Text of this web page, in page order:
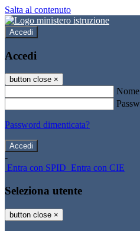
Salta al contenuto
Accedi
Accedi
button close ×
Password dimenticata?
-
Entra con SPID Entra con CIE
Seleziona utente
button close ×